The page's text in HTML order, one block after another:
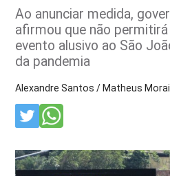
Ao anunciar medida,
afirmou que não
evento alusivo ao São
da pandemia
Alexandre Santos / Matheus